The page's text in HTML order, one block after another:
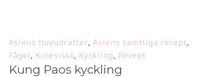
Asiens huvudrätter, Asiens samtliga recept,
Fågel, Kinesiskt, Kyckling, Recept
Kung Paos kyckling